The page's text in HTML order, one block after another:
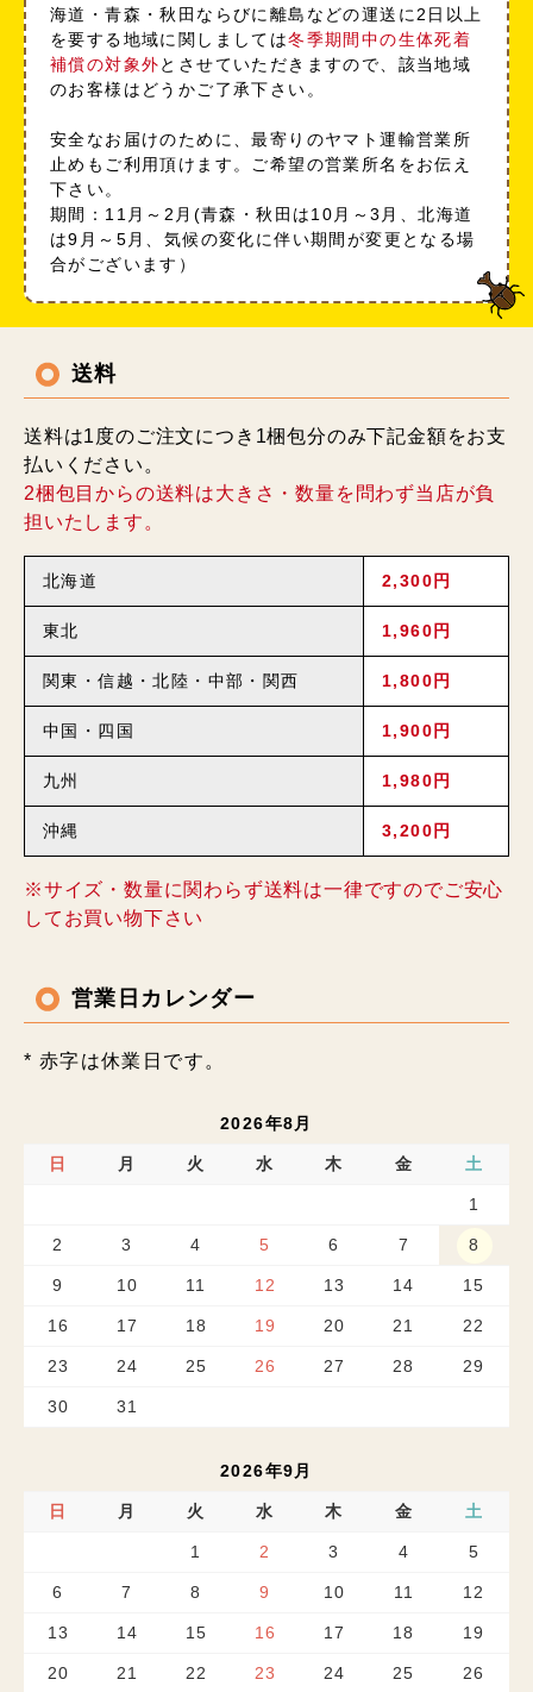
海道・青森・秋田ならびに離島などの運送に2日以上
を要する地域に関しましては冬季期間中の生体死着
補償の対象外とさせていただきますので、該当地域
のお客様はどうかご了承下さい。
安全なお届けのために、最寄りのヤマト運輸営業所
止めもご利用頂けます。ご希望の営業所名をお伝え
下さい。
期間：11月～2月(青森・秋田は10月～3月、北海道
は9月～5月、気候の変化に伴い期間が変更となる場
合がございます）
送料
送料は1度のご注文につき1梱包分のみ下記金額をお支
払いください。
2梱包目からの送料は大きさ・数量を問わず当店が負
担いたします。
北海道 2,300円
東北 1,960円
関東・信越・北陸・中部・関西 1,800円
中国・四国 1,900円
九州 1,980円
沖縄 3,200円
※サイズ・数量に関わらず送料は一律ですのでご安心
してお買い物下さい
営業日カレンダー
* 赤字は休業日です。
2026年8月
日 月 火 水 木 金 土
1
2 3 4 5 6 7 8
9 10 11 12 13 14 15
16 17 18 19 20 21 22
23 24 25 26 27 28 29
30 31
2026年9月
日 月 火 水 木 金 土
1 2 3 4 5
6 7 8 9 10 11 12
13 14 15 16 17 18 19
20 21 22 23 24 25 26